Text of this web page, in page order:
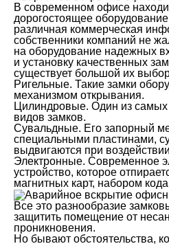
В современном офисе
дорогостоящее
различная коммерческая
собственники компаний не
на оборудование надежных
и установку качественных
существует большой их
Ригельные. Такие замки
механизмом открывания.
Цилиндровые. Один из
видов замков.
Сувальдные. Его запорный
специальными пластинами,
выдвигаются при
Электронные. Современное
устройство, которое
магнитных карт, набором
Все это разнообразие
защитить помещение от
проникновения.
Но бывают обстоятельства,